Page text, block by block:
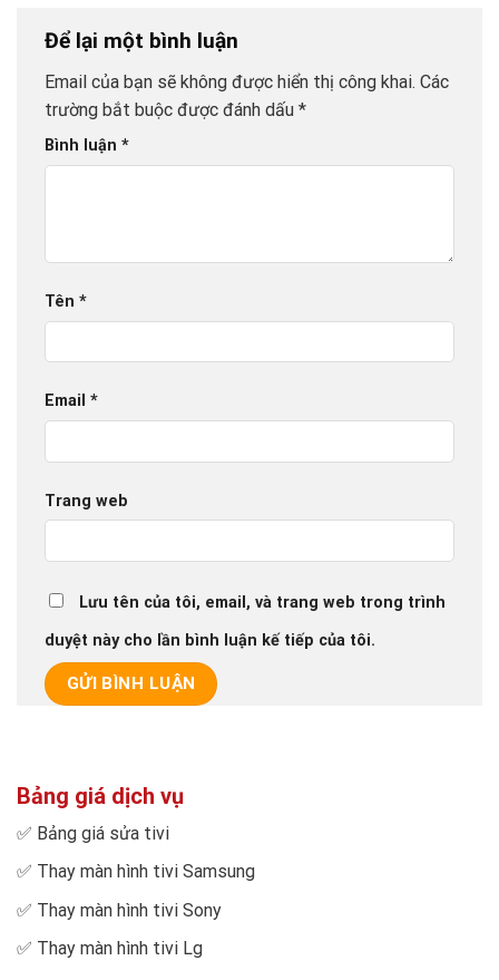
Để lại một bình luận
Email của bạn sẽ không được hiển thị công khai. Các
trường bắt buộc được đánh dấu *
Bình luận *
Tên *
Email *
Trang web
Lưu tên của tôi, email, và trang web trong trình
duyệt này cho lần bình luận kế tiếp của tôi.
Bảng giá dịch vụ
✅ Bảng giá sửa tivi
✅ Thay màn hình tivi Samsung
✅ Thay màn hình tivi Sony
✅ Thay màn hình tivi Lg